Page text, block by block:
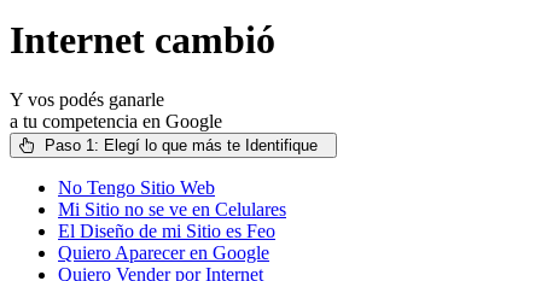
Internet cambió
Y vos podés ganarle
a tu competencia en Google
Paso 1: Elegí lo que más te Identifique
No Tengo Sitio Web
Mi Sitio no se ve en Celulares
El Diseño de mi Sitio es Feo
Quiero Aparecer en Google
Quiero Vender por Internet